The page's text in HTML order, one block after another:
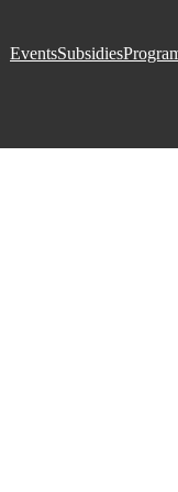
EventsSubsidies